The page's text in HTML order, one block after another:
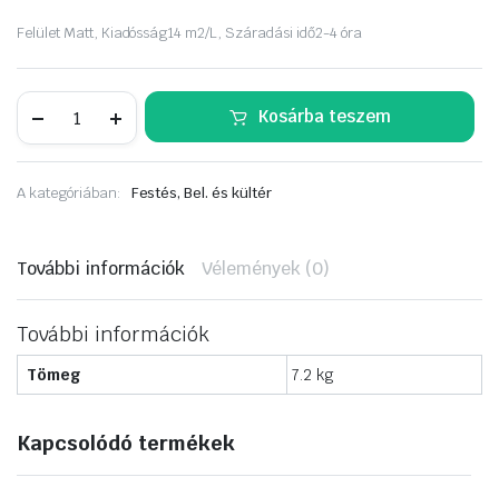
Felület Matt, Kiadósság14 m2/L, Száradási idő2-4 óra
Nagyvilág
5L
mennyiség
Kosárba teszem
A kategóriában: Festés, Bel. és kültér
További információk Vélemények (0)
További információk
Tömeg 7.2 kg
Kapcsolódó termékek